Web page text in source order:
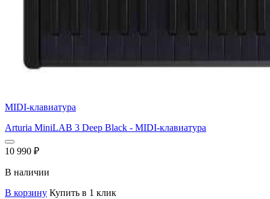
MIDI-клавиатура
Arturia MiniLAB 3 Deep Black - MIDI-клавиатура
10 990 ₽
В наличии
В корзину Купить в 1 клик